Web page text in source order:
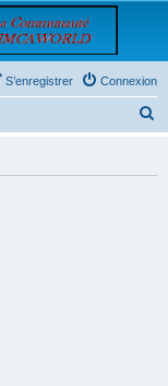
Connexion
S’enregistrer